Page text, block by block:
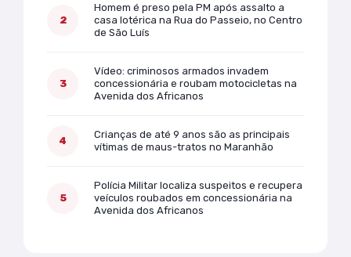
Homem é preso pela PM após assalto a
casa lotérica na Rua do Passeio, no Centro
de São Luís
Vídeo: criminosos armados invadem
concessionária e roubam motocicletas na
Avenida dos Africanos
Crianças de até 9 anos são as principais
vítimas de maus-tratos no Maranhão
Polícia Militar localiza suspeitos e recupera
veículos roubados em concessionária na
Avenida dos Africanos